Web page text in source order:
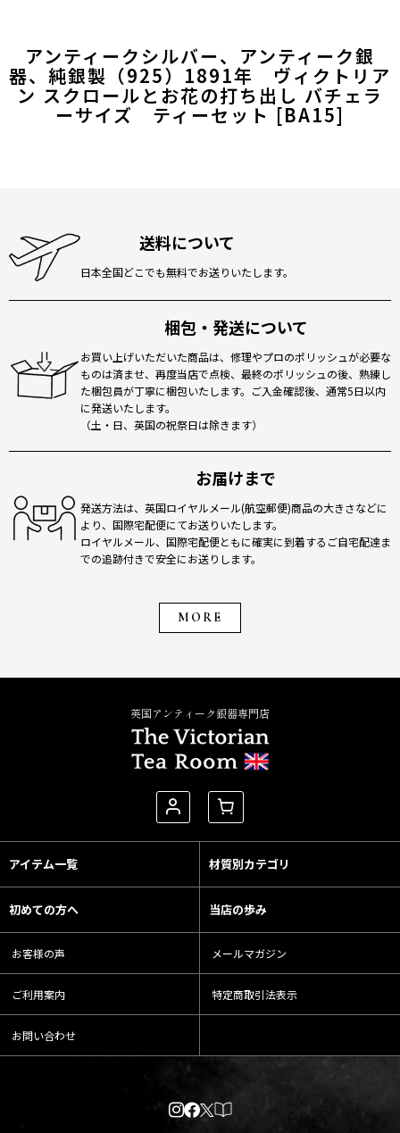
アンティークシルバー、アンティーク銀
器、純銀製（925）1891年 ヴィクトリア
ン スクロールとお花の打ち出し バチェラ
ーサイズ ティーセット [BA15]
送料について
日本全国どこでも無料でお送りいたします。
梱包・発送について
お買い上げいただいた商品は、修理やプロのポリッシュが必要な
ものは済ませ、再度当店で点検、最終のポリッシュの後、熟練し
た梱包員が丁寧に梱包いたします。ご入金確認後、通常5日以内
に発送いたします。
（土・日、英国の祝祭日は除きます）
お届けまで
発送方法は、英国ロイヤルメール(航空郵便)商品の大きさなどに
より、国際宅配便にてお送りいたします。
ロイヤルメール、国際宅配便ともに確実に到着するご自宅配達ま
での追跡付きで安全にお送りします。
MORE
英国アンティーク銀器専門店
アイテム一覧 材質別カテゴリ
初めての方へ 当店の歩み
お客様の声 メールマガジン
ご利用案内 特定商取引法表示
お問い合わせ